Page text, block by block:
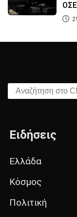
ΟΣΕ
Αναζήτηση στο
Ειδήσεις
Ελλάδα
Κόσμος
Πολιτική